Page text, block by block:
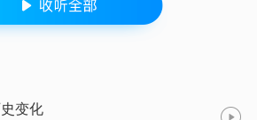
了对面数千步骑，这战斗力爆表了吧！ 这
，陈曦顺手摸了一把鹅毛扇挥了一下，狂
变化